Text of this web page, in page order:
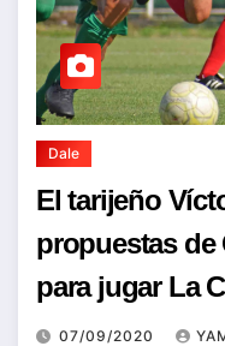
Dale
El tarijeño
propuestas de
para jugar La
07/09/2020